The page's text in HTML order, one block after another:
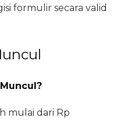
formulir secara valid
mulai dari Rp